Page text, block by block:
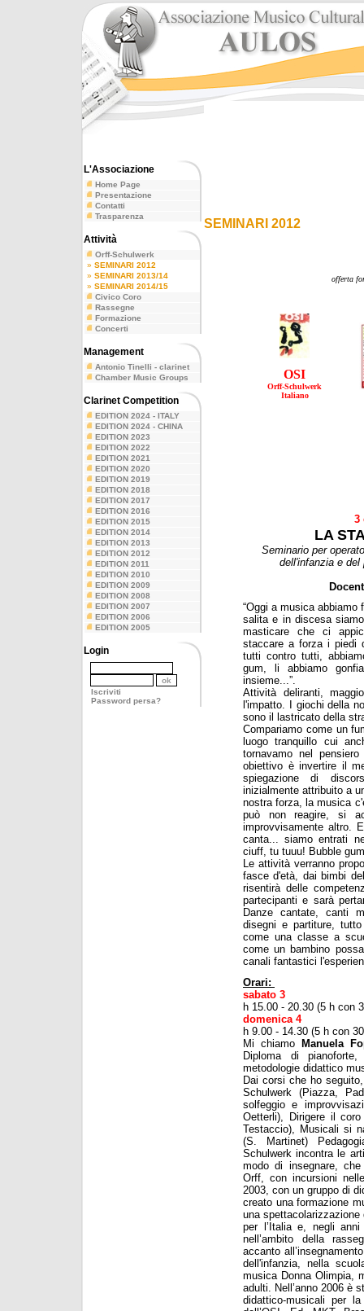
L'Associazione
Home Page
Presentazione
Contatti
Trasparenza
Attività
Orff-Schulwerk
» SEMINARI 2012
» SEMINARI 2013/14
» SEMINARI 2014/15
Civico Coro
Rassegne
Formazione
Concerti
Management
Antonio Tinelli - clarinet
Chamber Music Groups
Clarinet Competition
EDITION 2024 - ITALY
EDITION 2024 - CHINA
EDITION 2023
EDITION 2022
EDITION 2021
EDITION 2020
EDITION 2019
EDITION 2018
EDITION 2017
EDITION 2016
EDITION 2015
EDITION 2014
EDITION 2013
EDITION 2012
EDITION 2011
EDITION 2010
EDITION 2009
EDITION 2008
EDITION 2007
EDITION 2006
EDITION 2005
Login
Iscriviti
Password persa?
SEMINARI 2012
offerta
OSI
Orff-Schulwerk
Italiano
3
LA
Seminario per
dell'infanzia e
“Oggi a musica
salita e in discesa
masticare che ci
staccare a forza i piedi
tutti contro tutti,
gum, li abbiamo
insieme...”.
Attività deliranti,
l'impatto. I giochi della
sono il lastricato della
Compariamo come un
luogo tranquillo cui
tornavamo nel
obiettivo è invertire il
spiegazione di
inizialmente attribuito a
nostra forza, la musica
può non reagire, si
improvvisamente altro.
canta... siamo entrati
ciuff, tu tuuu! Bubble
Le attività verranno
fasce d'età, dai bimbi
risentirà delle
partecipanti e sarà
Danze cantate, canti
disegni e partiture,
come una classe a
come un bambino
canali fantastici
Orari:
sabato 3
h 15.00 - 20.30 (5 h con
domenica 4
h 9.00 - 14.30 (5 h con
Mi chiamo
Manuela
Diploma di
metodologie didattico
Dai corsi che ho
Schulwerk (Piazza,
solfeggio e
Oetterli), Dirigere il
Testaccio), Musicali si
(S. Martinet)
Schulwerk incontra le
modo di insegnare,
Orff, con incursioni
2003, con un gruppo di
creato una formazione
una
per l’Italia e, negli
nell’ambito della
accanto
dell'infanzia, nella
musica Donna Olimpia,
adulti. Nell’anno 2006 è
didattico-musicali per